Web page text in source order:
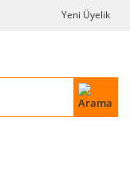
Yeni Üyelik